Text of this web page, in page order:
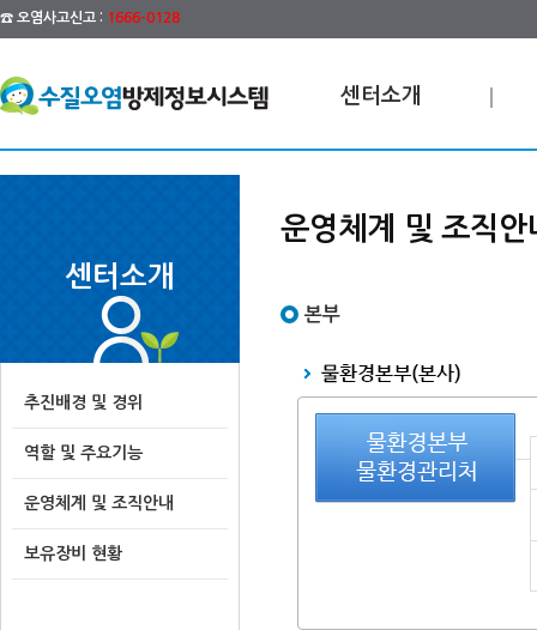
☎ 오염사고신고 : 1666-0128
센터소개
센터소개
추진배경 및 경위
역할 및 주요기능
운영체계 및 조직안내
보유장비 현황
운영체계 및 조직안
본부